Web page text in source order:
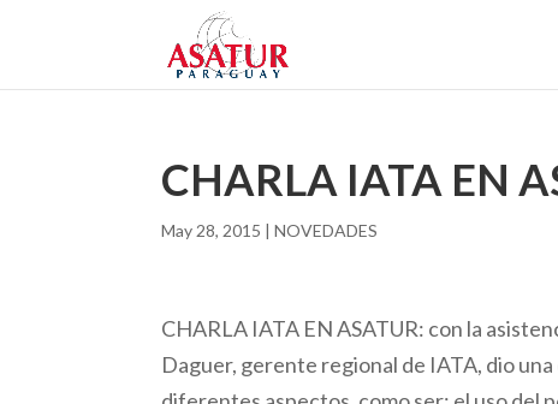
CHARLA IATA EN
May 28, 2015 |NOVEDADES
CHARLA IATA EN ASATUR: con la
Daguer, gerente regional de IATA, dio